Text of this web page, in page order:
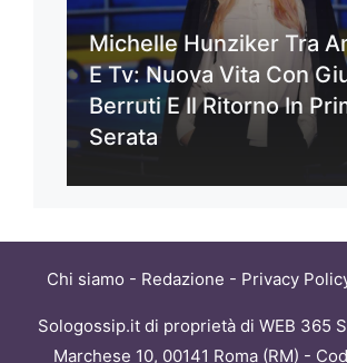
Michelle Hunziker Tra
E Tv: Nuova Vita Con
Berruti E Il Ritorno In
Serata
Chi siamo - Redazione - Privacy
Sologossip.it di proprietà di WEB 365
Marchese 10, 00141 Roma (RM) -